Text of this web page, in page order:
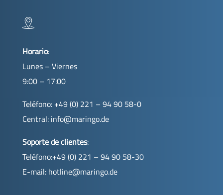
Horario:
Lunes – Viernes
9:00 – 17:00
Teléfono: +49 (0) 221 – 94 90 58-0
Central: info@maringo.de
Soporte de clientes:
Teléfono:+49 (0) 221 – 94 90 58-30
E-mail: hotline@maringo.de